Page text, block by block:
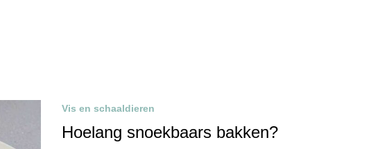
Vis en schaaldieren
Hoelang snoekbaars bakken?